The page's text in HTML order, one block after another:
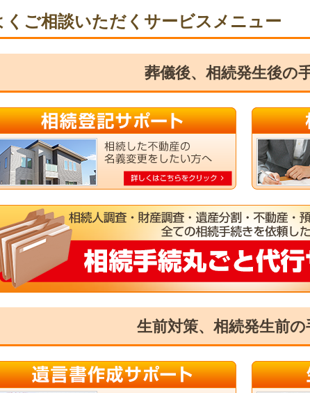
くご相談いただくサービスメニュー
葬儀後、相続発生後の
生前対策、相続発生前